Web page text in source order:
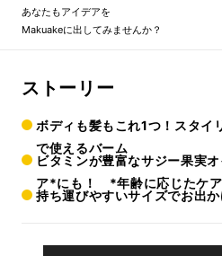
あなたもアイデアを
Makuakeに出してみませんか？
ストーリー
ボディも髪もこれ1つ！スタイ
で使えるバーム
ビタミンが豊富なサジー果実
ア*にも！ *年齢に応じたケア
持ち運びやすいサイズでお出